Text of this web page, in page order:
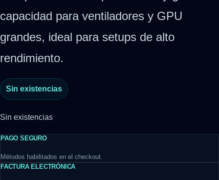
capacidad para ventiladores y GPU
grandes, ideal para setups de alto
rendimiento.
Sin existencias
Sin existencias
PAGO SEGURO
Métodos habilitados en el checkout.
FACTURA ELECTRÓNICA